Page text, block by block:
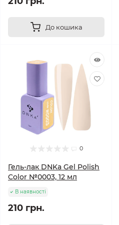
До кошика
0
Гель-лак DNKa Gel Polish
Color №0003, 12 мл
В наявності
210 грн.